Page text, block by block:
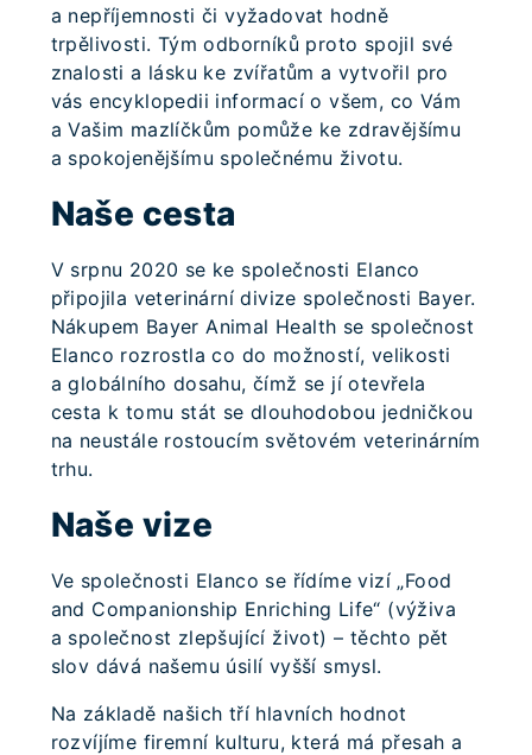
a nepříjemnosti či vyžadovat hodně
trpělivosti. Tým odborníků proto spojil své
znalosti a lásku ke zvířatům a vytvořil pro
vás encyklopedii informací o všem, co Vám
a Vašim mazlíčkům pomůže ke zdravějšímu
a spokojenějšímu společnému životu.
Naše cesta
V srpnu 2020 se ke společnosti Elanco
připojila veterinární divize společnosti Bayer.
Nákupem Bayer Animal Health se společnost
Elanco rozrostla co do možností, velikosti
a globálního dosahu, čímž se jí otevřela
cesta k tomu stát se dlouhodobou jedničkou
na neustále rostoucím světovém veterinárním
trhu.
Naše vize
Ve společnosti Elanco se řídíme vizí „Food
and Companionship Enriching Life“ (výživa
a společnost zlepšující život) – těchto pět
slov dává našemu úsilí vyšší smysl.
Na základě našich tří hlavních hodnot
rozvíjíme firemní kulturu, která má přesah a